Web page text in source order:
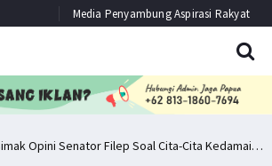
Media Penyambung Aspirasi Rakyat
Simak Opini Senator Filep Soal Cita-Cita Kedamaian di Tanah Papua